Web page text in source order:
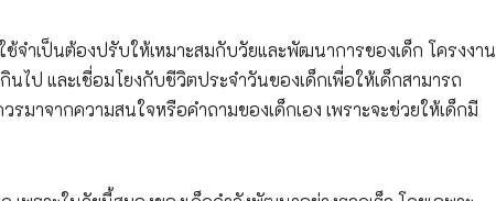
จำเป็นต้องปรับให้เหมาะสมกับวัยและพัฒนาการของเด็ก โครงงาน
ไป และเชื่อมโยงกับชีวิตประจำวันของเด็กเพื่อให้เด็กสามารถ
มาจากความสนใจหรือคำถามของเด็กเอง เพราะจะช่วยให้เด็กมี